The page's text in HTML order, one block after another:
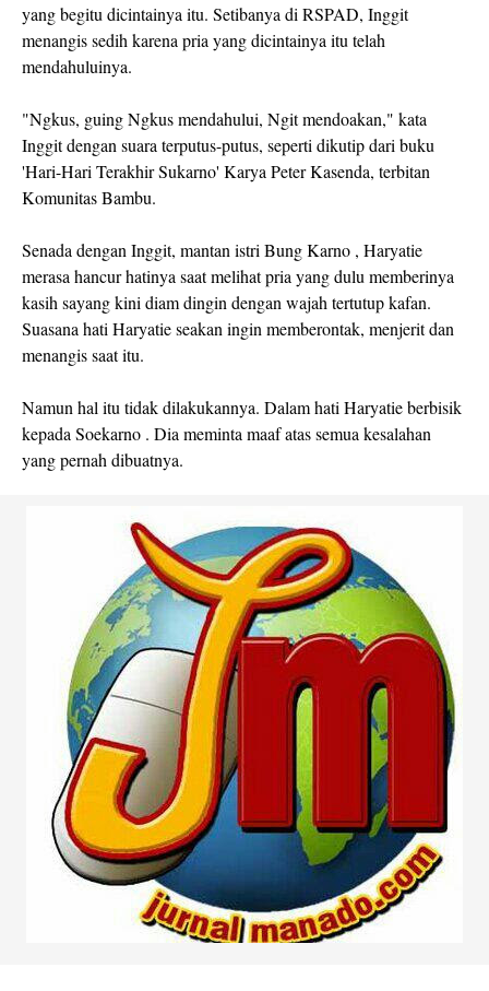
yang begitu dicintainya itu. Setibanya di RSPAD, Inggit
menangis sedih karena pria yang dicintainya itu telah
mendahuluinya.
"Ngkus, guing Ngkus mendahului, Ngit mendoakan," kata
Inggit dengan suara terputus-putus, seperti dikutip dari buku
'Hari-Hari Terakhir Sukarno' Karya Peter Kasenda, terbitan
Komunitas Bambu.
Senada dengan Inggit, mantan istri Bung Karno , Haryatie
merasa hancur hatinya saat melihat pria yang dulu memberinya
kasih sayang kini diam dingin dengan wajah tertutup kafan.
Suasana hati Haryatie seakan ingin memberontak, menjerit dan
menangis saat itu.
Namun hal itu tidak dilakukannya. Dalam hati Haryatie berbisik
kepada Soekarno . Dia meminta maaf atas semua kesalahan
yang pernah dibuatnya.